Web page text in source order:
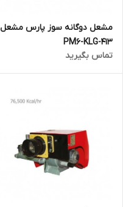
مشعل دوگانه سوز پارس مشعل
PM6-KLG-413
تماس بگیرید